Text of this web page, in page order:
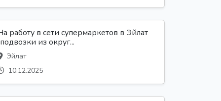
работу в сети супермаркетов в Эйлат
из округ...
Эйлат
10.12.2025